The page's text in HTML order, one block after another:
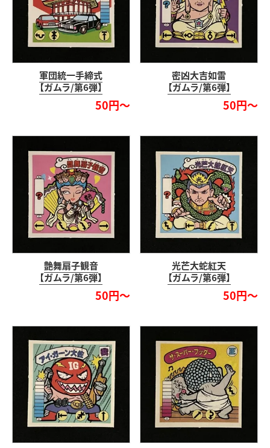
軍団統一手締式
【ガムラ/第6弾】
50円～
密凶大吉如雷
【ガムラ/第6弾】
50円～
艶舞扇子観音
【ガムラ/第6弾】
50円～
光芒大蛇紅天
【ガムラ/第6弾】
50円～